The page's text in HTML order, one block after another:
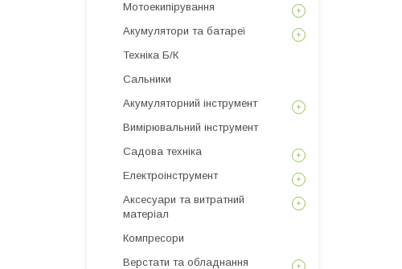
Мотоекипірування
Акумулятори та батареї
Техніка Б/К
Сальники
Акумуляторний інструмент
Вимірювальний інструмент
Садова техніка
Електроінструмент
Аксесуари та витратний
матеріал
Компресори
Верстати та обладнання